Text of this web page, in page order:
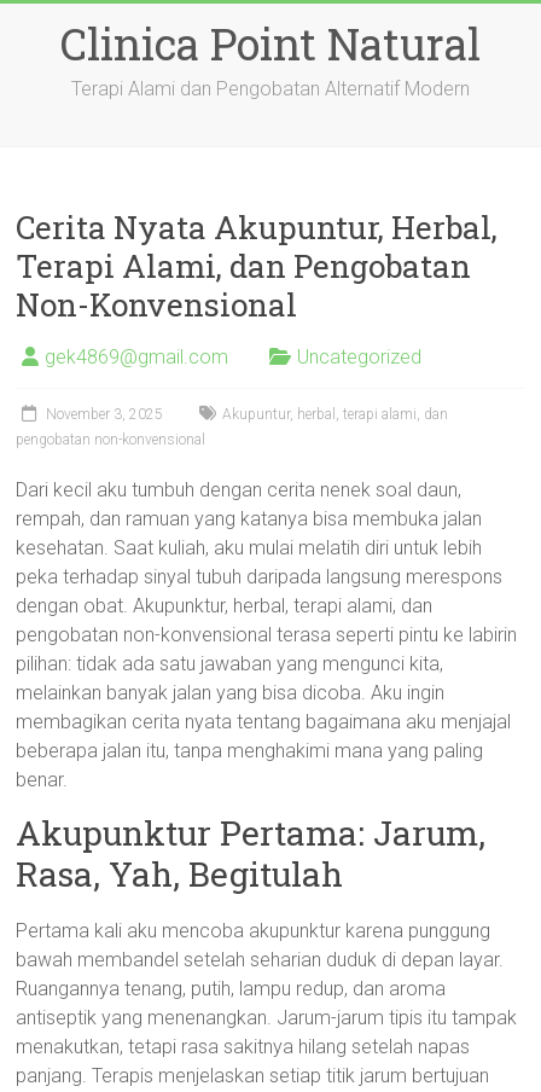
contentClinica Point Natural
Terapi Alami dan Pengobatan Alternatif Modern
Cerita Nyata Akupuntur, Herbal,
Terapi Alami, dan Pengobatan
Non-Konvensional
gek4869@gmail.com Uncategorized
November 3, 2025
Akupuntur, herbal, terapi alami, dan
pengobatan non-konvensional
Dari kecil aku tumbuh dengan cerita nenek soal daun,
rempah, dan ramuan yang katanya bisa membuka jalan
kesehatan. Saat kuliah, aku mulai melatih diri untuk lebih
peka terhadap sinyal tubuh daripada langsung merespons
dengan obat. Akupunktur, herbal, terapi alami, dan
pengobatan non-konvensional terasa seperti pintu ke labirin
pilihan: tidak ada satu jawaban yang mengunci kita,
melainkan banyak jalan yang bisa dicoba. Aku ingin
membagikan cerita nyata tentang bagaimana aku menjajal
beberapa jalan itu, tanpa menghakimi mana yang paling
benar.
Akupunktur Pertama: Jarum,
Rasa, Yah, Begitulah
Pertama kali aku mencoba akupunktur karena punggung
bawah membandel setelah seharian duduk di depan layar.
Ruangannya tenang, putih, lampu redup, dan aroma
antiseptik yang menenangkan. Jarum-jarum tipis itu tampak
menakutkan, tetapi rasa sakitnya hilang setelah napas
panjang. Terapis menjelaskan setiap titik jarum bertujuan